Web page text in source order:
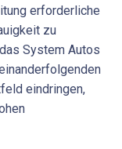
erforderliche
zu
System Autos
eindringen,